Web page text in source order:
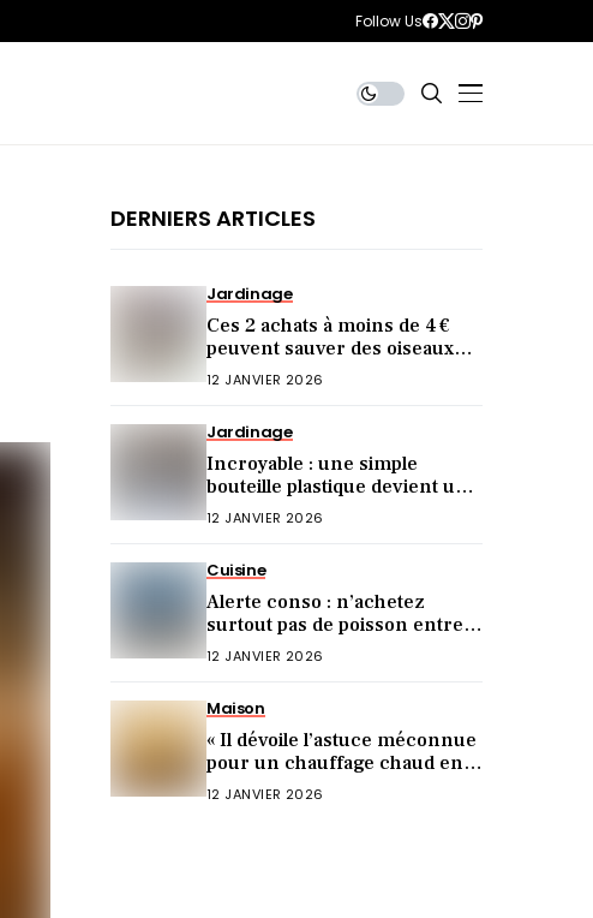
Follow Us
DERNIERS ARTICLES
Jardinage
Ces 2 achats à moins de 4 €
peuvent sauver des oiseaux
cet hiver (et vous ne le saviez
12 JANVIER 2026
Jardinage
Incroyable : une simple
bouteille plastique devient une
mangeoire idéale !
12 JANVIER 2026
Cuisine
Alerte conso : n’achetez
surtout pas de poisson entre
Noël et le Nouvel An (voici
12 JANVIER 2026
Maison
« Il dévoile l’astuce méconnue
pour un chauffage chaud en 5
min ! »
12 JANVIER 2026